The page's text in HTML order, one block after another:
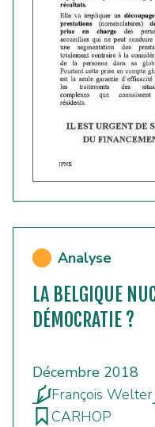
Analyse
LA BELGIQUE
DÉMOCRATIE ?
Décembre 2018
François Welter
CARHOP